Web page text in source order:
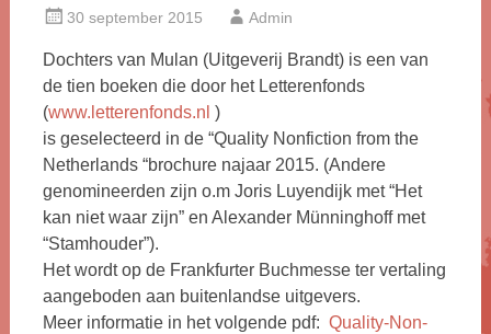
30 september 2015 Admin
Dochters van Mulan (Uitgeverij Brandt) is een van
de tien boeken die door het Letterenfonds
(www.letterenfonds.nl )
is geselecteerd in de “Quality Nonfiction from the
Netherlands “brochure najaar 2015. (Andere
genomineerden zijn o.m Joris Luyendijk met “Het
kan niet waar zijn” en Alexander Münninghoff met
“Stamhouder”).
Het wordt op de Frankfurter Buchmesse ter vertaling
aangeboden aan buitenlandse uitgevers.
Meer informatie in het volgende pdf: Quality-Non-